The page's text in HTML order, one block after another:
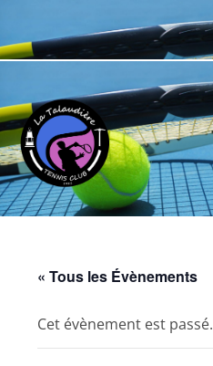
« Tous les Évènements
Cet évènement est passé.